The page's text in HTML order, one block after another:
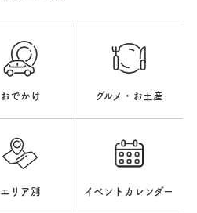
おでかけ グルメ・お土産
エリア別 イベントカレンダー